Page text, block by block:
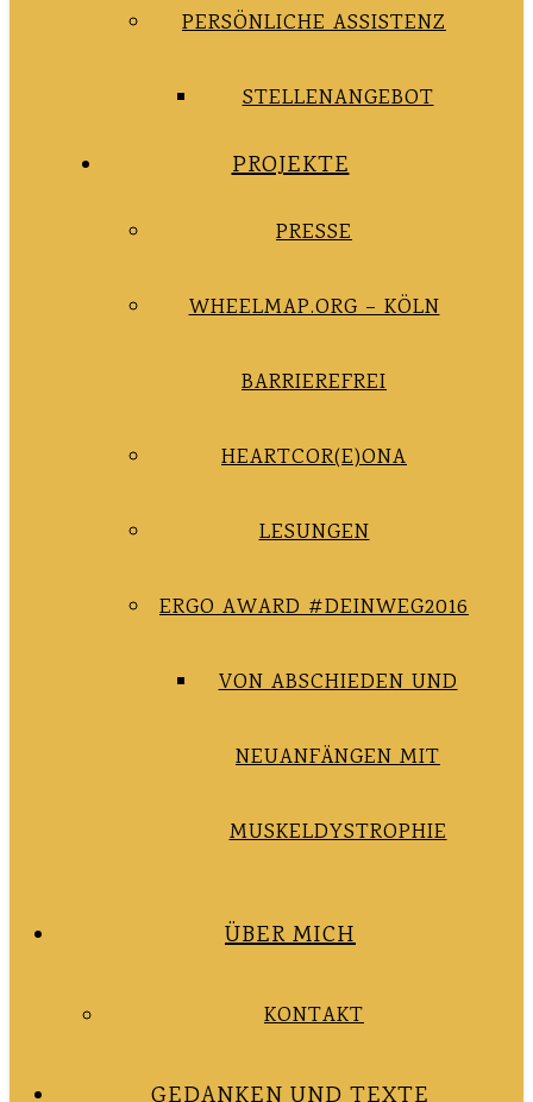
PERSÖNLICHE ASSISTENZ
STELLENANGEBOT
PROJEKTE
PRESSE
WHEELMAP.ORG – KÖLN
BARRIEREFREI
HEARTCOR(E)ONA
LESUNGEN
ERGO AWARD #DEINWEG2016
VON ABSCHIEDEN UND
NEUANFÄNGEN MIT
MUSKELDYSTROPHIE
ÜBER MICH
KONTAKT